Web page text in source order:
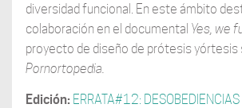
diversidad funcional. En este ámbito
colaboración en el documental Yes, we
proyecto de diseño de prótesis yórtesis
Pornortopedia.
Edición: ERRATA#12: